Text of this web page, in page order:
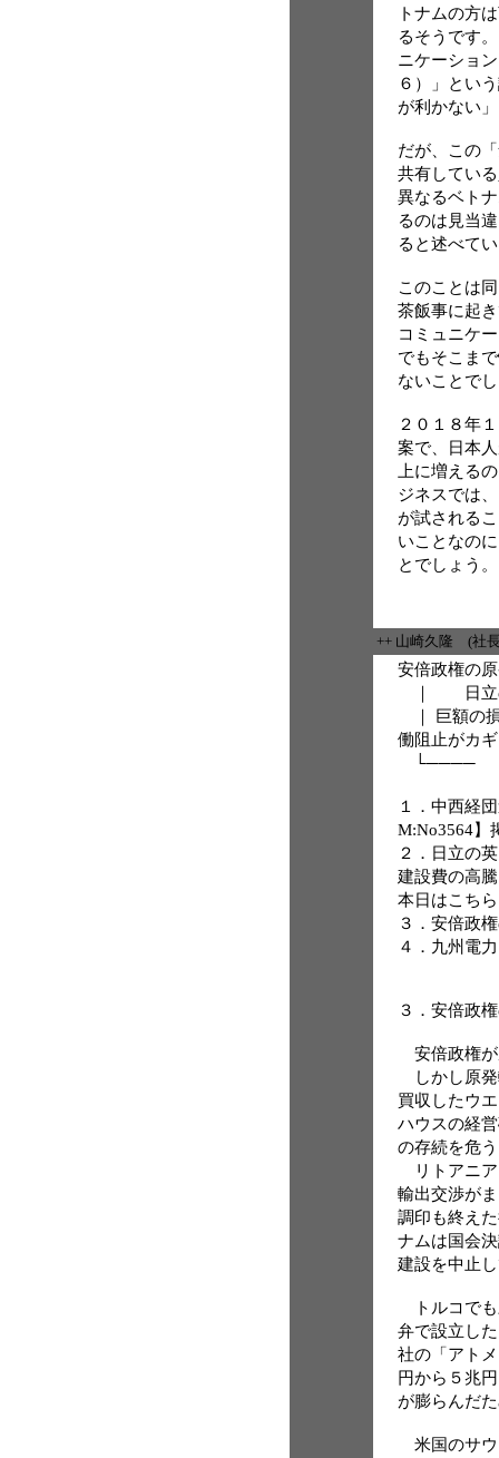
トナムの方
るそうです
ニケーショ
６）」とい
が利かない
だが、この
共有してい
異なるベト
るのは見当
ると述べて
このことは
茶飯事に起
コミュニケ
でもそこま
ないことで
２０１８年
案で、日本
上に増える
ジネスでは
が試される
いことなの
とでしょう。
++ 山崎久隆 (社
安倍政権の
｜ 日立の
｜ 巨額の
働阻止がカギ
└──── （
１．中西経
M:No3564】
２．日立の
建設費の高
本日はこちら
３．安倍政
４．九州電
３．安倍政
安倍政権が
しかし原発
買収したウ
ハウスの経
の存続を危
リトアニア
輸出交渉が
調印も終え
ナムは国会
建設を中止
トルコでも
弁で設立し
社の「アト
円から５兆
が膨らんだ
米国のサウ